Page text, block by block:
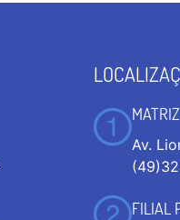
Av.
FILIAL